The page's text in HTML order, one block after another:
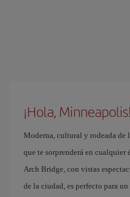
¡Hola, Minneapolis!
Moderna, cultural y rodeada de
que te sorprenderá en cualquier
Arch Bridge, con vistas
de la ciudad, es perfecto para